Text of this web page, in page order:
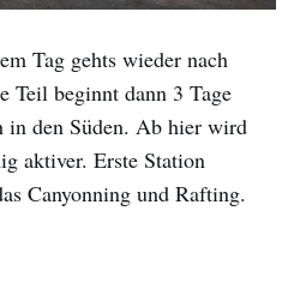
Tag gehts wieder nach
Teil beginnt dann 3 Tage
in den Süden. Ab hier wird
aktiver. Erste Station
Canyonning und Rafting.